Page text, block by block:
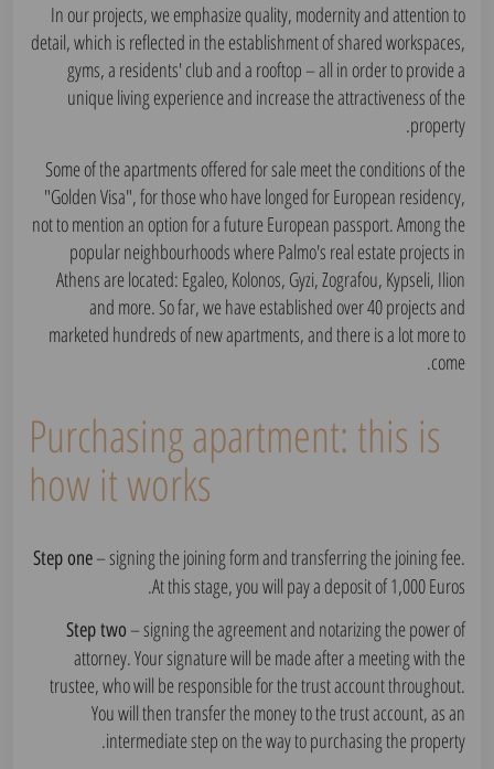
In our projects, we emphasize quality, modernity and attention to
detail, which is reflected in the establishment of shared workspaces,
gyms, a residents' club and a rooftop – all in order to provide a
unique living experience and increase the attractiveness of the
property.
Some of the apartments offered for sale meet the conditions of the
"Golden Visa", for those who have longed for European residency,
not to mention an option for a future European passport. Among the
popular neighbourhoods where Palmo's real estate projects in
Athens are located: Egaleo, Kolonos, Gyzi, Zografou, Kypseli, Ilion
and more. So far, we have established over 40 projects and
marketed hundreds of new apartments, and there is a lot more to
come.
Purchasing apartment: this is
how it works
Step one– signing the joining form and transferring the joining fee.
At this stage, you will pay a deposit of 1,000 Euros.
Step two – signing the agreement and notarizing the power of
attorney. Your signature will be made after a meeting with the
trustee, who will be responsible for the trust account throughout.
You will then transfer the money to the trust account, as an
intermediate step on the way to purchasing the property.